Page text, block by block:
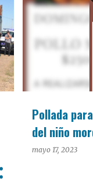
Pollada
del niño
mayo 17, 2023
INTERÉS GENERAL